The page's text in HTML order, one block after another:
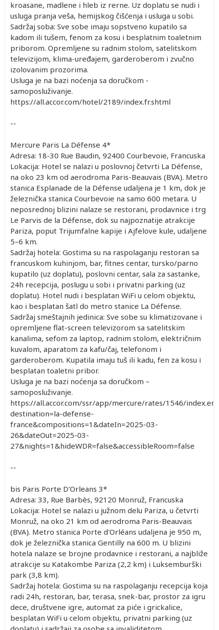
kroasane, madlene i hleb iz rerne. Uz doplatu se nudi i
usluga pranja veša, hemijskog čišćenja i usluga u sobi.
Sadržaj soba: Sve sobe imaju sopstveno kupatilo sa
kadom ili tušem, fenom za kosu i besplatnim toaletnim
priborom. Opremljene su radnim stolom, satelitskom
televizijom, klima-uređajem, garderoberom i zvučno
izolovanim prozorima.
Usluga je na bazi noćenja sa doručkom -
samoposluživanje.
https://all.accor.com/hotel/2189/index.fr.shtml
--
Mercure Paris La Défense 4*
Adresa: 18-30 Rue Baudin, 92400 Courbevoie, Francuska
Lokacija: Hotel se nalazi u poslovnoj četvrti La Défense,
na oko 23 km od aerodroma Paris-Beauvais (BVA). Metro
stanica Esplanade de la Défense udaljena je 1 km, dok je
železnička stanica Courbevoie na samo 600 metara. U
neposrednoj blizini nalaze se restorani, prodavnice i trg
Le Parvis de la Défense, dok su najpoznatije atrakcije
Pariza, poput Trijumfalne kapije i Ajfelove kule, udaljene
5–6 km.
Sadržaj hotela: Gostima su na raspolaganju restoran sa
francuskom kuhinjom, bar, fitnes centar, tursko/parno
kupatilo (uz doplatu), poslovni centar, sala za sastanke,
24h recepcija, poslugu u sobi i privatni parking (uz
doplatu). Hotel nudi i besplatan WiFi u celom objektu,
kao i besplatan šatl do metro stanice La Défense.
Sadržaj smeštajnih jedinica: Sve sobe su klimatizovane i
opremljene flat-screen televizorom sa satelitskim
kanalima, sefom za laptop, radnim stolom, električnim
kuvalom, aparatom za kafu/čaj, telefonom i
garderoberom. Kupatila imaju tuš ili kadu, fen za kosu i
besplatan toaletni pribor.
Usluga je na bazi noćenja sa doručkom –
samoposluživanje.
https://all.accor.com/ssr/app/mercure/rates/1546/
destination=la-defense-
france&compositions=1&dateIn=2025-03-
26&dateOut=2025-03-
27&nights=1&hideWDR=false&accessibleRoom=false
--
bis Paris Porte D'Orleans 3*
Adresa: 33, Rue Barbès, 92120 Monruž, Francuska
Lokacija: Hotel se nalazi u južnom delu Pariza, u četvrti
Monruž, na oko 21 km od aerodroma Paris-Beauvais
(BVA). Metro stanica Porte d'Orléans udaljena je 950 m,
dok je železnička stanica Gentilly na 600 m. U blizini
hotela nalaze se brojne prodavnice i restorani, a najbliže
atrakcije su Katakombe Pariza (2,2 km) i Luksemburški
park (3,8 km).
Sadržaj hotela: Gostima su na raspolaganju recepcija koja
radi 24h, restoran, bar, terasa, snek-bar, prostor za igru
dece, društvene igre, automat za piće i grickalice,
besplatan WiFi u celom objektu, privatni parking (uz